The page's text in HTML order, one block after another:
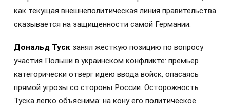
как текущая внешнеполитическая линия правительства
сказывается на защищенности самой Германии.
Дональд Туск занял жесткую позицию по вопросу
участия Польши в украинском конфликте: премьер
категорически отверг идею ввода войск, опасаясь
прямой угрозы со стороны России. Осторожность
Туска легко объяснима: на кону его политическое